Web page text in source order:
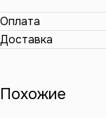
Оплата
Доставка
Похожие